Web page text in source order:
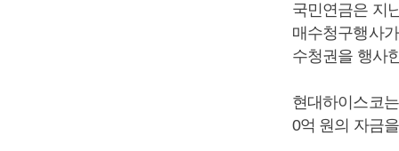
국민연금은 지
매수청구행사
수청권을 행사
현대하이스코
0억 원의 자금